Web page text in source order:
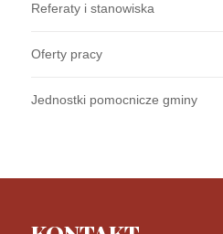
Referaty i stanowiska
Oferty pracy
Jednostki pomocnicze gminy